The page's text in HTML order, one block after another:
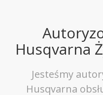
Husqvarna
Jesteśmy
Husqvarna